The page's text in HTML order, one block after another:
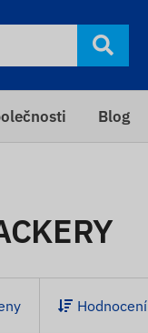
Blog
Hodnocení